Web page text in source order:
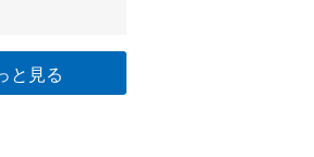
と見る